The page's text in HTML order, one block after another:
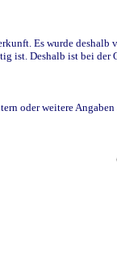
Es wurde
Deshalb ist bei
oder weitere